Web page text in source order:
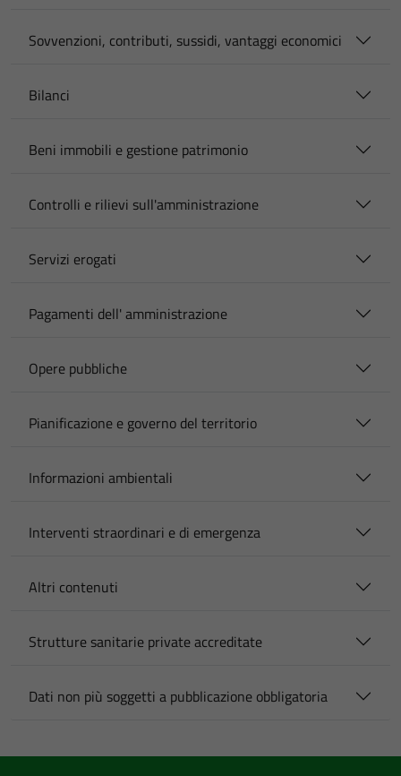
Sovvenzioni, contributi, sussidi, vantaggi economici
Bilanci
Beni immobili e gestione patrimonio
Controlli e rilievi sull'amministrazione
Servizi erogati
Pagamenti dell' amministrazione
Opere pubbliche
Pianificazione e governo del territorio
Informazioni ambientali
Interventi straordinari e di emergenza
Altri contenuti
Strutture sanitarie private accreditate
Dati non più soggetti a pubblicazione obbligatoria